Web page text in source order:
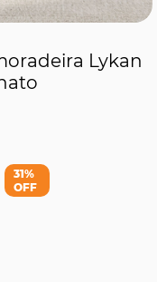
Lykan
31%
OFF